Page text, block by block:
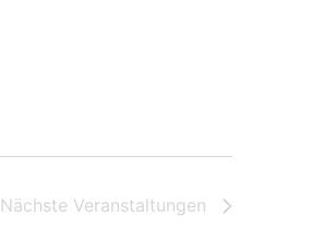
Nächste Veranstaltungen